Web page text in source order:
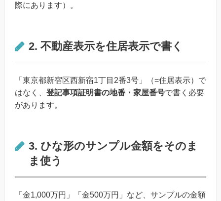
際にあります）。
2. 不動産表示を住居表示で書く
「東京都新宿区西新宿1丁目2番3号」（=住居表示）で
はなく、 登記事項証明書の地番・家屋番号で書く必要
があります。
3. ひな形のサンプル金額をそのま
ま使う
「金1,000万円」「金500万円」など、サンプルの金額